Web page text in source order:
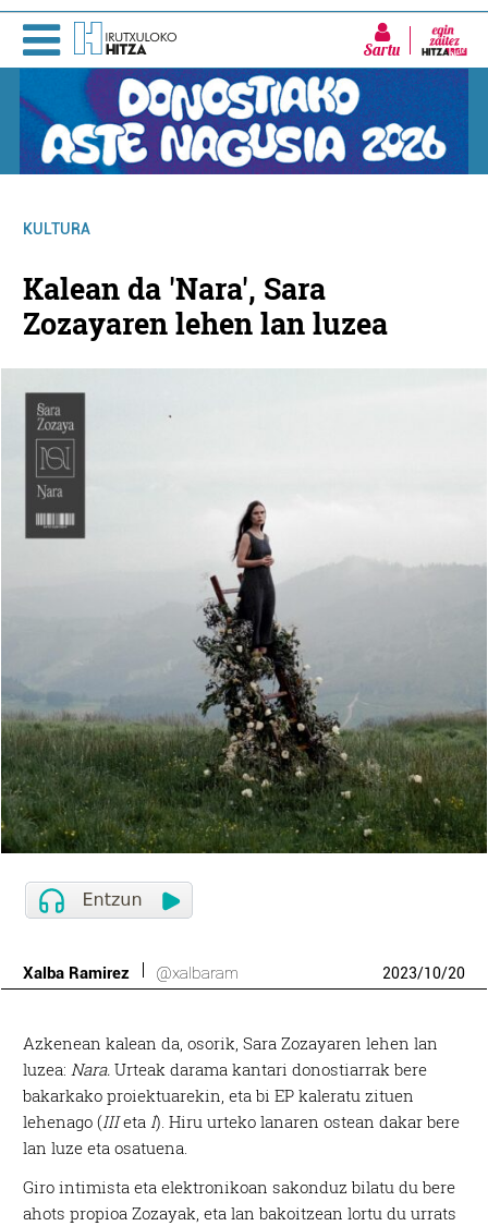
Sartu
KULTURA
Kalean da 'Nara', Sara
Zozayaren lehen lan luzea
Xalba Ramirez @xalbaram 2023/10/20
Azkenean kalean da, osorik, Sara Zozayaren lehen lan
luzea:Nara.Urteak darama kantari donostiarrak bere
bakarkako proiektuarekin, eta bi EP kaleratu zituen
lehenago (IIIetaI). Hiru urteko lanaren ostean dakar bere
lan luze eta osatuena.
Giro intimista eta elektronikoan sakonduz bilatu du bere
ahots propioa Zozayak, eta lan bakoitzean lortu du urrats